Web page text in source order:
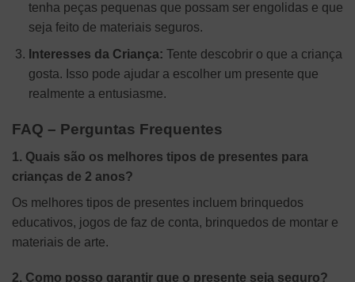
tenha peças pequenas que possam ser engolidas e que
seja feito de materiais seguros.
Interesses da Criança: Tente descobrir o que a criança
gosta. Isso pode ajudar a escolher um presente que
realmente a entusiasme.
FAQ – Perguntas Frequentes
1. Quais são os melhores tipos de presentes para
crianças de 2 anos?
Os melhores tipos de presentes incluem brinquedos
educativos, jogos de faz de conta, brinquedos de montar e
materiais de arte.
2. Como posso garantir que o presente seja seguro?